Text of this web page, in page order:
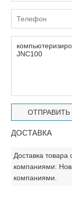
ДОСТАВКА
Доставка
компаниями:
компаниями.